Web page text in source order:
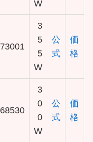
W
73001
3
5
5
W
公
式
価
格
68530
3
0
0
W
公
式
価
格